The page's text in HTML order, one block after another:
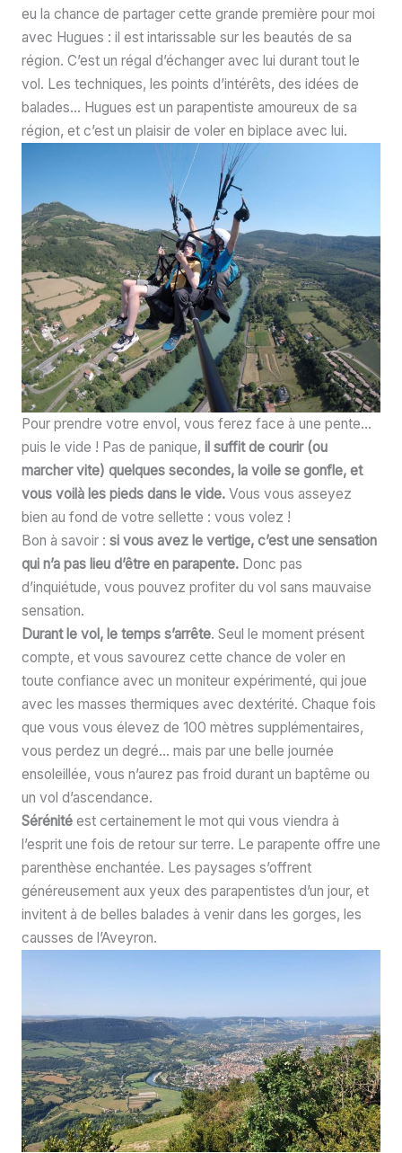
eu la chance de partager cette grande première pour moi
avec Hugues : il est intarissable sur les beautés de sa
région. C’est un régal d’échanger avec lui durant tout le
vol. Les techniques, les points d’intérêts, des idées de
balades… Hugues est un parapentiste amoureux de sa
région, et c’est un plaisir de voler en biplace avec lui.
Pour prendre votre envol, vous ferez face à une pente…
puis le vide ! Pas de panique, il suffit de courir (ou
marcher vite) quelques secondes, la voile se gonfle, et
vous voilà les pieds dans le vide. Vous vous asseyez
bien au fond de votre sellette : vous volez !
Bon à savoir : si vous avez le vertige, c’est une sensation
qui n’a pas lieu d’être en parapente. Donc pas
d’inquiétude, vous pouvez profiter du vol sans mauvaise
sensation.
Durant le vol, le temps s’arrête. Seul le moment présent
compte, et vous savourez cette chance de voler en
toute confiance avec un moniteur expérimenté, qui joue
avec les masses thermiques avec dextérité. Chaque fois
que vous vous élevez de 100 mètres supplémentaires,
vous perdez un degré… mais par une belle journée
ensoleillée, vous n’aurez pas froid durant un baptême ou
un vol d’ascendance.
Sérénité est certainement le mot qui vous viendra à
l’esprit une fois de retour sur terre. Le parapente offre une
parenthèse enchantée. Les paysages s’offrent
généreusement aux yeux des parapentistes d’un jour, et
invitent à de belles balades à venir dans les gorges, les
causses de l’Aveyron.